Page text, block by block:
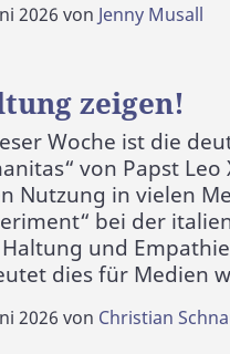
2026 von Jenny Musall
zeigen!
Woche ist die
von Papst
Nutzung in vielen
bei der
und
dies für Medien
2026 von Christian